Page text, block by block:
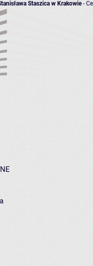
Staszica w Krakowie-